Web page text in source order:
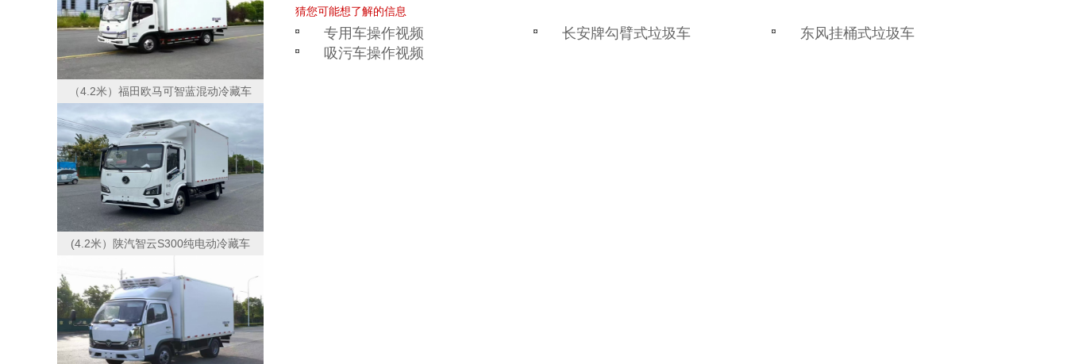
（4.2米）福田欧马可智蓝混动冷藏车
(4.2米）陕汽智云S300纯电动冷藏车
猜您可能想了解的信息
专用车操作视频 长安牌勾臂式垃圾车
东风挂桶式垃圾车
吸污车操作视频